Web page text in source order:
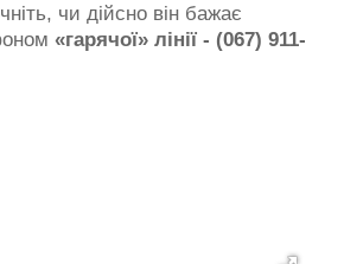
чи дійсно він бажає
«гарячої» лінії - (067) 911-